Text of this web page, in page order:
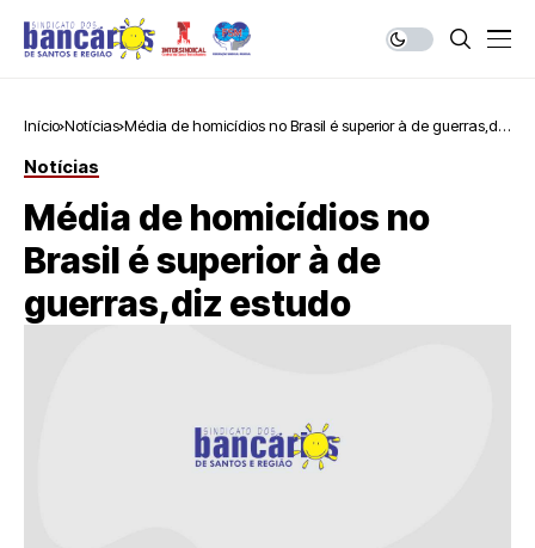
Início Notícias Média de homicídios no Brasil é superior à de guerras,diz
Notícias
Média de homicídios no
Brasil é superior à de
guerras,diz estudo